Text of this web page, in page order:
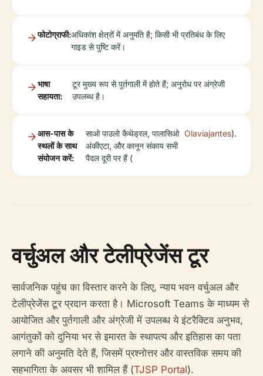
फोटोग्राफी:अधिकांश क्षेत्रों में अनुमति है; किसी भी प्रतिबंध के लिए
गाइड से पुष्टि करें।
भाषा
सहायता:
टूर मुख्य रूप से पुर्तगाली में होते हैं; अनुरोध पर अंग्रेजी
उपलब्ध है।
आस-पास के
स्थलों के साथ
संयोजन करें:
साओ पाउलो कैथेड्रल, पालासिओ
अंकीएटा, और कानून संकाय सभी
पैदल दूरी पर हैं (
Olaviajantes).
वर्चुअल और टेलीप्रेजेंस टूर
सार्वजनिक पहुंच का विस्तार करने के लिए, न्याय भवन वर्चुअल और
टेलीप्रेजेंस टूर प्रदान करता है। Microsoft Teams के माध्यम से
आयोजित और पुर्तगाली और अंग्रेजी में उपलब्ध ये इंटरैक्टिव अनुभव,
आगंतुकों को दुनिया भर से इमारत के स्थापत्य और इतिहास का पता
लगाने की अनुमति देते हैं, जिसमें प्रश्नोत्तर और वास्तविक समय की
सहभागिता के अवसर भी शामिल हैं (TJSP Portal).